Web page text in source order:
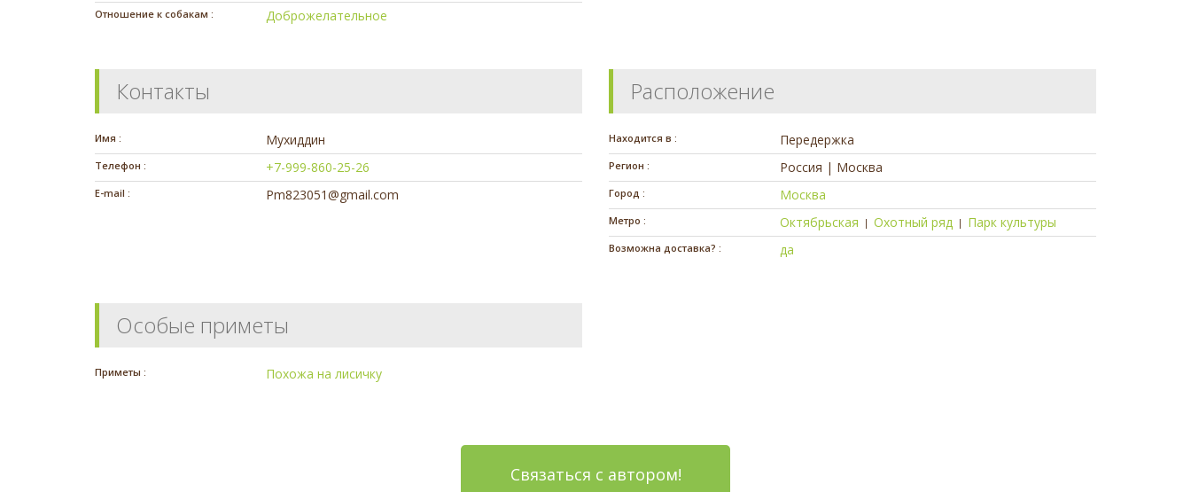
Отношение к собакам : Доброжелательное
Контакты
Имя : Мухиддин
Телефон : +7-999-860-25-26
E-mail : Pm823051@gmail.com
Расположение
Находится в : Передержка
Регион : Россия | Москва
Город : Москва
Метро : Октябрьская | Охотный ряд | Парк культуры
Возможна доставка? : да
Особые приметы
Приметы : Похожа на лисичку
Связаться с автором!